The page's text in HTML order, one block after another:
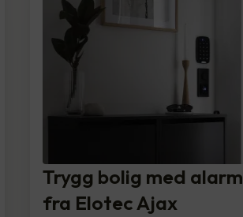
Trygg bolig med alarm
fra Elotec Ajax